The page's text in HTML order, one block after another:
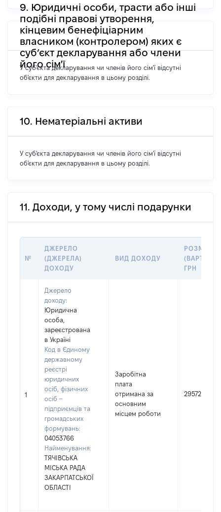
9. Юридичні особи, трасти або інші
подібні правові утворення,
кінцевим бенефіціарним
власником (контролером) яких є
суб’єкт декларування або члени
його сім'ї
У суб'єкта декларування чи членів його сім'ї відсутні
об'єкти для декларування в цьому розділі.
10. Нематеріальні активи
У суб'єкта декларування чи членів його сім'ї відсутні
об'єкти для декларування в цьому розділі.
11. Доходи, у тому числі подарунки
№
ДЖЕРЕЛО
(ДЖЕРЕЛА)
ДОХОДУ
ВИД ДОХОДУ
РОЗМІР
ГРН
1
Джерело
доходу:
Юридична
особа,
зареєстрована
в Україні
Код в Єдиному
державному
реєстрі
юридичних
осіб, фізичних
осіб –
підприємців та
громадських
формувань:
04053766
Найменування:
ТЯЧІВСЬКА
МІСЬКА РАДА
ЗАКАРПАТСЬКОЇ
ОБЛАСТІ
Заробітна
плата
отримана за
основним
місцем роботи
295728